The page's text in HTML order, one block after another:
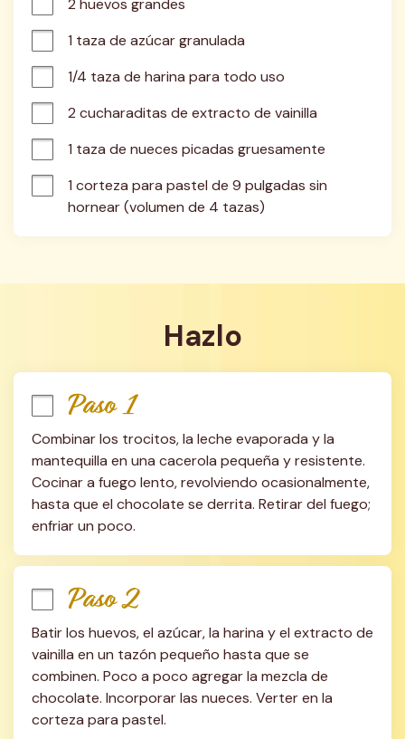
2 huevos grandes
1 taza de azúcar granulada
1/4 taza de harina para todo uso
2 cucharaditas de extracto de vainilla
1 taza de nueces picadas gruesamente
1 corteza para pastel de 9 pulgadas sin
hornear (volumen de 4 tazas)
Hazlo
Paso 1
Combinar los trocitos, la leche evaporada y la
mantequilla en una cacerola pequeña y resistente.
Cocinar a fuego lento, revolviendo ocasionalmente,
hasta que el chocolate se derrita. Retirar del fuego;
enfriar un poco.
Paso 2
Batir los huevos, el azúcar, la harina y el extracto de
vainilla en un tazón pequeño hasta que se
combinen. Poco a poco agregar la mezcla de
chocolate. Incorporar las nueces. Verter en la
corteza para pastel.